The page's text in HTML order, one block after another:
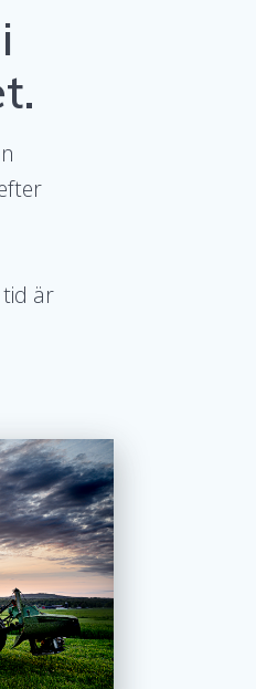
är